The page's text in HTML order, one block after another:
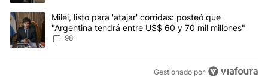
Un artículo de tendencia con el título "Milei, listo para 'atajar'
Milei, listo para 'atajar' corridas: posteó que
"Argentina tendrá entre US$ 60 y 70 mil millones"
98
Gestionado por